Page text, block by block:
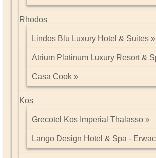
Rhodos
Lindos Blu Luxury Hotel & Suites
Atrium Platinum Luxury Resort &
Casa Cook
Kos
Grecotel Kos Imperial Thalasso
Lango Design Hotel & Spa -